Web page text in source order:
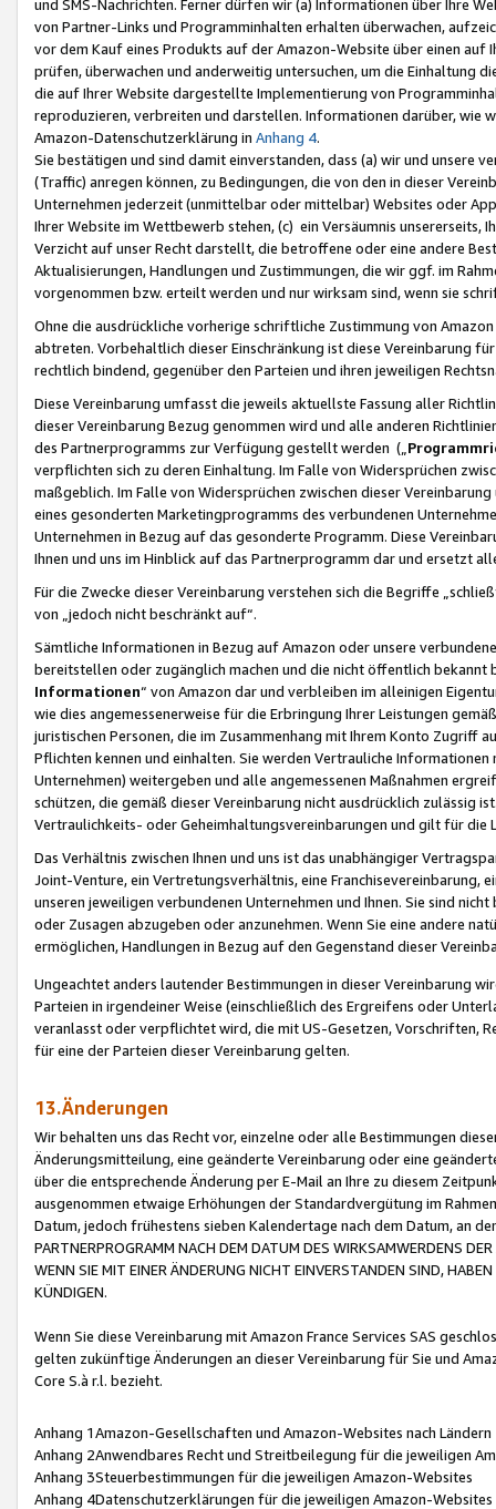
und SMS-Nachrichten. Ferner dürfen wir (a) Informationen über Ihre
von Partner-Links und Programminhalten erhalten überwachen,
vor dem Kauf eines Produkts auf der Amazon-Website über einen
prüfen, überwachen und anderweitig untersuchen, um die Einhaltung
die auf Ihrer Website dargestellte Implementierung von
reproduzieren, verbreiten und darstellen. Informationen darüber, wie
Amazon-Datenschutzerklärung in Anhang 4.
Sie bestätigen und sind damit einverstanden, dass (a) wir und
(Traffic) anregen können, zu Bedingungen, die von den in dieser
Unternehmen jederzeit (unmittelbar oder mittelbar) Websites oder
Ihrer Website im Wettbewerb stehen, (c) ein Versäumnis unsererseits,
Verzicht auf unser Recht darstellt, die betroffene oder eine andere
Aktualisierungen, Handlungen und Zustimmungen, die wir ggf. im
vorgenommen bzw. erteilt werden und nur wirksam sind, wenn sie
Ohne die ausdrückliche vorherige schriftliche Zustimmung von
abtreten. Vorbehaltlich dieser Einschränkung ist diese Vereinbarung
rechtlich bindend, gegenüber den Parteien und ihren jeweiligen
Diese Vereinbarung umfasst die jeweils aktuellste Fassung aller
dieser Vereinbarung Bezug genommen wird und alle anderen
des Partnerprogramms zur Verfügung gestellt werden („
verpflichten sich zu deren Einhaltung. Im Falle von Widersprüchen
maßgeblich. Im Falle von Widersprüchen zwischen dieser
eines gesonderten Marketingprogramms des verbundenen
Unternehmen in Bezug auf das gesonderte Programm. Diese
Ihnen und uns im Hinblick auf das Partnerprogramm dar und ersetzt
Für die Zwecke dieser Vereinbarung verstehen sich die Begriffe
von „jedoch nicht beschränkt auf“.
Sämtliche Informationen in Bezug auf Amazon oder unsere
bereitstellen oder zugänglich machen und die nicht öffentlich
Informationen“ von Amazon dar und verbleiben im alleinigen
wie dies angemessenerweise für die Erbringung Ihrer Leistungen
juristischen Personen, die im Zusammenhang mit Ihrem Konto
Pflichten kennen und einhalten. Sie werden Vertrauliche
Unternehmen) weitergeben und alle angemessenen Maßnahmen
schützen, die gemäß dieser Vereinbarung nicht ausdrücklich zulässig
Vertraulichkeits- oder Geheimhaltungsvereinbarungen und gilt für die
Das Verhältnis zwischen Ihnen und uns ist das unabhängiger
Joint-Venture, ein Vertretungsverhältnis, eine Franchisevereinbarung,
unseren jeweiligen verbundenen Unternehmen und Ihnen. Sie sind
oder Zusagen abzugeben oder anzunehmen. Wenn Sie eine andere
ermöglichen, Handlungen in Bezug auf den Gegenstand dieser
Ungeachtet anders lautender Bestimmungen in dieser Vereinbarung
Parteien in irgendeiner Weise (einschließlich des Ergreifens oder
veranlasst oder verpflichtet wird, die mit US-Gesetzen, Vorschriften,
für eine der Parteien dieser Vereinbarung gelten.
13.Änderungen
Wir behalten uns das Recht vor, einzelne oder alle Bestimmungen
Änderungsmitteilung, eine geänderte Vereinbarung oder eine
über die entsprechende Änderung per E-Mail an Ihre zu diesem
ausgenommen etwaige Erhöhungen der Standardvergütung im
Datum, jedoch frühestens sieben Kalendertage nach dem Datum, an
PARTNERPROGRAMM NACH DEM DATUM DES WIRKSAMWERDENS
WENN SIE MIT EINER ÄNDERUNG NICHT EINVERSTANDEN SIND,
KÜNDIGEN.
Wenn Sie diese Vereinbarung mit Amazon France Services SAS
gelten zukünftige Änderungen an dieser Vereinbarung für Sie und
Core S.à r.l. bezieht.
Anhang 1Amazon-Gesellschaften und Amazon-Websites nach Ländern
Anhang 2Anwendbares Recht und Streitbeilegung für die jeweiligen
Anhang 3Steuerbestimmungen für die jeweiligen Amazon-Websites
Anhang 4Datenschutzerklärungen für die jeweiligen Amazon-Websites